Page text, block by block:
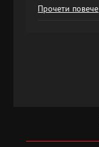
Прочети повече